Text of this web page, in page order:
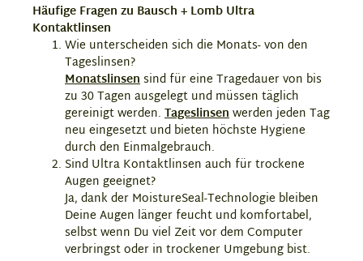
Häufige Fragen zu Bausch + Lomb Ultra
Kontaktlinsen
Wie unterscheiden sich die Monats- von den
Tageslinsen?
Monatslinsensind für eine Tragedauer von bis
zu 30 Tagen ausgelegt und müssen täglich
gereinigt werden. Tageslinsenwerden jeden Tag
neu eingesetzt und bieten höchste Hygiene
durch den Einmalgebrauch.
Sind Ultra Kontaktlinsen auch für trockene
Augen geeignet?
Ja, dank der MoistureSeal-Technologie bleiben
Deine Augen länger feucht und komfortabel,
selbst wenn Du viel Zeit vor dem Computer
verbringst oder in trockener Umgebung bist.